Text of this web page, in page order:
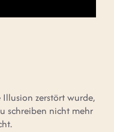
zerstört wurde,
schreiben nicht mehr